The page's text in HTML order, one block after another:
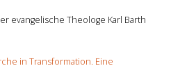
evangelische Theologe Karl Barth
in Transformation. Eine